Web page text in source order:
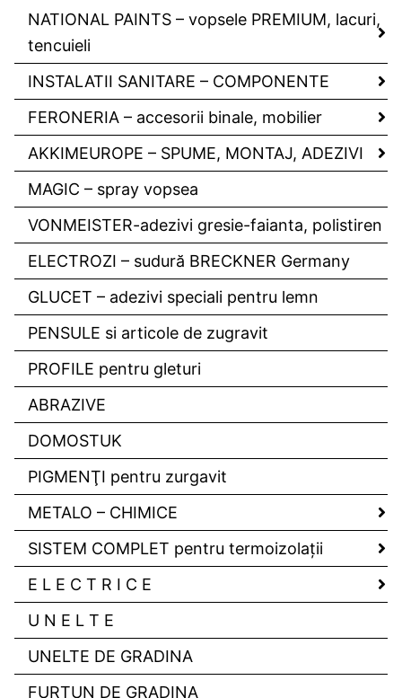
NATIONAL PAINTS – vopsele PREMIUM, lacuri,
tencuieli
INSTALATII SANITARE – COMPONENTE
FERONERIA – accesorii binale, mobilier
AKKIMEUROPE – SPUME, MONTAJ, ADEZIVI
MAGIC – spray vopsea
VONMEISTER-adezivi gresie-faianta, polistiren
ELECTROZI – sudură BRECKNER Germany
GLUCET – adezivi speciali pentru lemn
PENSULE si articole de zugravit
PROFILE pentru gleturi
ABRAZIVE
DOMOSTUK
PIGMENŢI pentru zurgavit
METALO – CHIMICE
SISTEM COMPLET pentru termoizolaţii
E L E C T R I C E
U N E L T E
UNELTE DE GRADINA
FURTUN DE GRADINA